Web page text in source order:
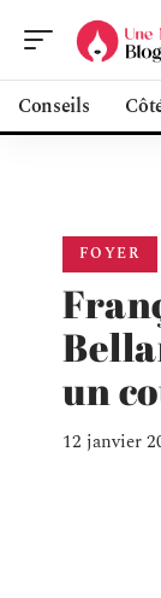
Conseils
FOYER
un
12 janvier